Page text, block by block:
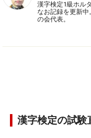
漢字検定1級ホル
なお記録を更新
の会代表。
漢字検定の試験